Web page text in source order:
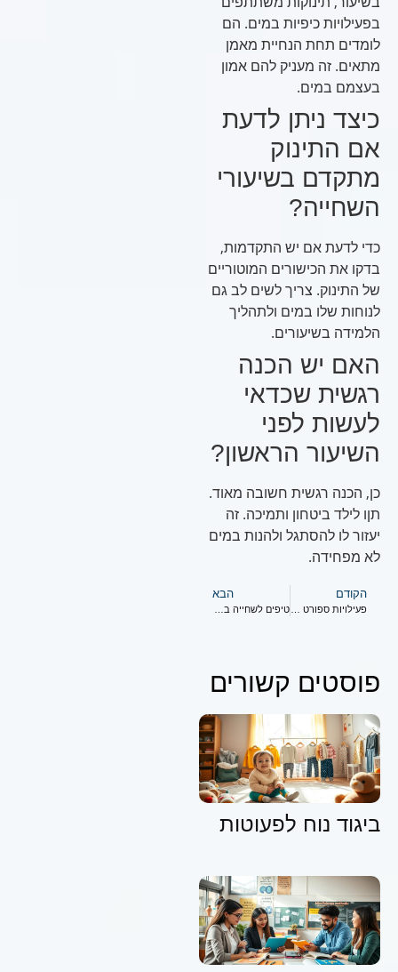
בפעילויות כיפיות במים. הם
לומדים תחת הנחיית מאמן
מתאים. זה מעניק להם אמון
בעצמם במים.
כיצד ניתן לדעת
אם התינוק
מתקדם בשיעורי
השחייה?
כדי לדעת אם יש התקדמות,
בדקו את הכישורים המוטוריים
של התינוק. צריך לשים לב גם
לנוחות שלו במים ולתהליך
הלמידה בשיעורים.
האם יש הכנה
רגשית שכדאי
לעשות לפני
השיעור הראשון?
כן, הכנה רגשית חשובה מאוד.
תןו לילד ביטחון ותמיכה. זה
יעזור לו להסתגל ולהנות במים
לא מפחידה.
הקודם
פעילויות ספורט מים לגיל הרך
הבא
טיפים לשחייה בטוחה לכל המשפחה
פוסטים קשורים
ביגוד נוח לפעוטות